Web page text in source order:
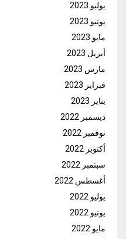
يوليو 2023
يونيو 2023
مايو 2023
أبريل 2023
مارس 2023
فبراير 2023
يناير 2023
ديسمبر 2022
نوفمبر 2022
أكتوبر 2022
سبتمبر 2022
أغسطس 2022
يوليو 2022
يونيو 2022
مايو 2022